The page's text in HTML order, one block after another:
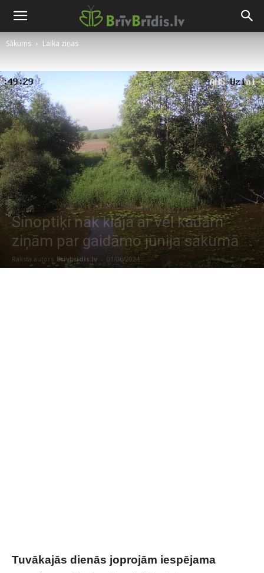
Sākums Laika ziņas
Sinoptiķi nāk klajā ar vēl kādām
ziņām par gaidāmo jūnija sākumā
Raksta autors Brivbridis.lv - 01/06/2024
Tuvākajās dienās joprojām iespējama